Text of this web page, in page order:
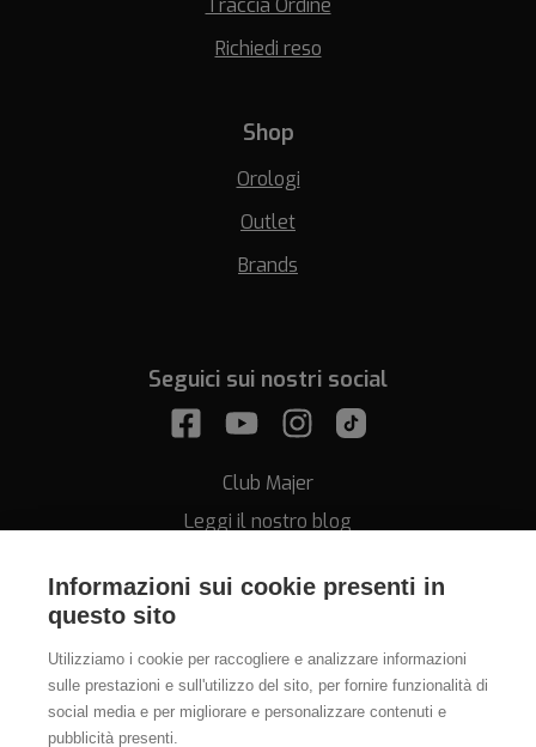
Informazioni sui cookie presenti in
questo sito
Utilizziamo i cookie per raccogliere e analizzare informazioni
sulle prestazioni e sull'utilizzo del sito, per fornire funzionalità di
social media e per migliorare e personalizzare contenuti e
pubblicità presenti.
Traccia Ordine
Richiedi reso
Shop
Orologi
Outlet
Brands
Seguici sui nostri social
Club Majer
Leggi il nostro blog
Assistenza